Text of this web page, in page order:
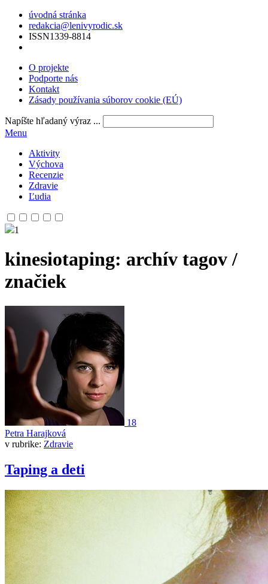
úvodná stránka
redakcia@lenivyrodic.sk
ISSN1339-8814
O projekte
Podporte nás
Kontakt
Zásady používania súborov cookie (EÚ)
Napíšte hľadaný výraz ...
Menu
Aktivity
Výchova
Recenzie
Zdravie
Ľudia
1
kinesiotaping: archív tagov /
značiek
18
Petra Harajková
v rubrike: Zdravie
Taping a deti